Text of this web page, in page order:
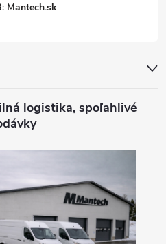
Mantech.sk
logistika, spoľahlivé